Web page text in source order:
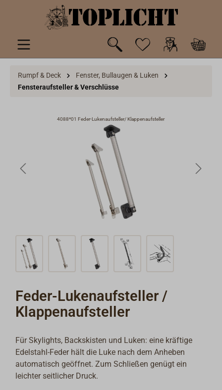
springen
Rumpf & Deck
Fenster, Bullaugen & Luken
Fensteraufsteller & Verschlüsse
4088*01 Feder-Lukenaufsteller/ Klappenaufsteller
Feder-Lukenaufsteller /
Klappenaufsteller
Für Skylights, Backskisten und Luken: eine kräftige
Edelstahl-Feder hält die Luke nach dem Anheben
automatisch geöffnet. Zum Schließen genügt ein
leichter seitlicher Druck.